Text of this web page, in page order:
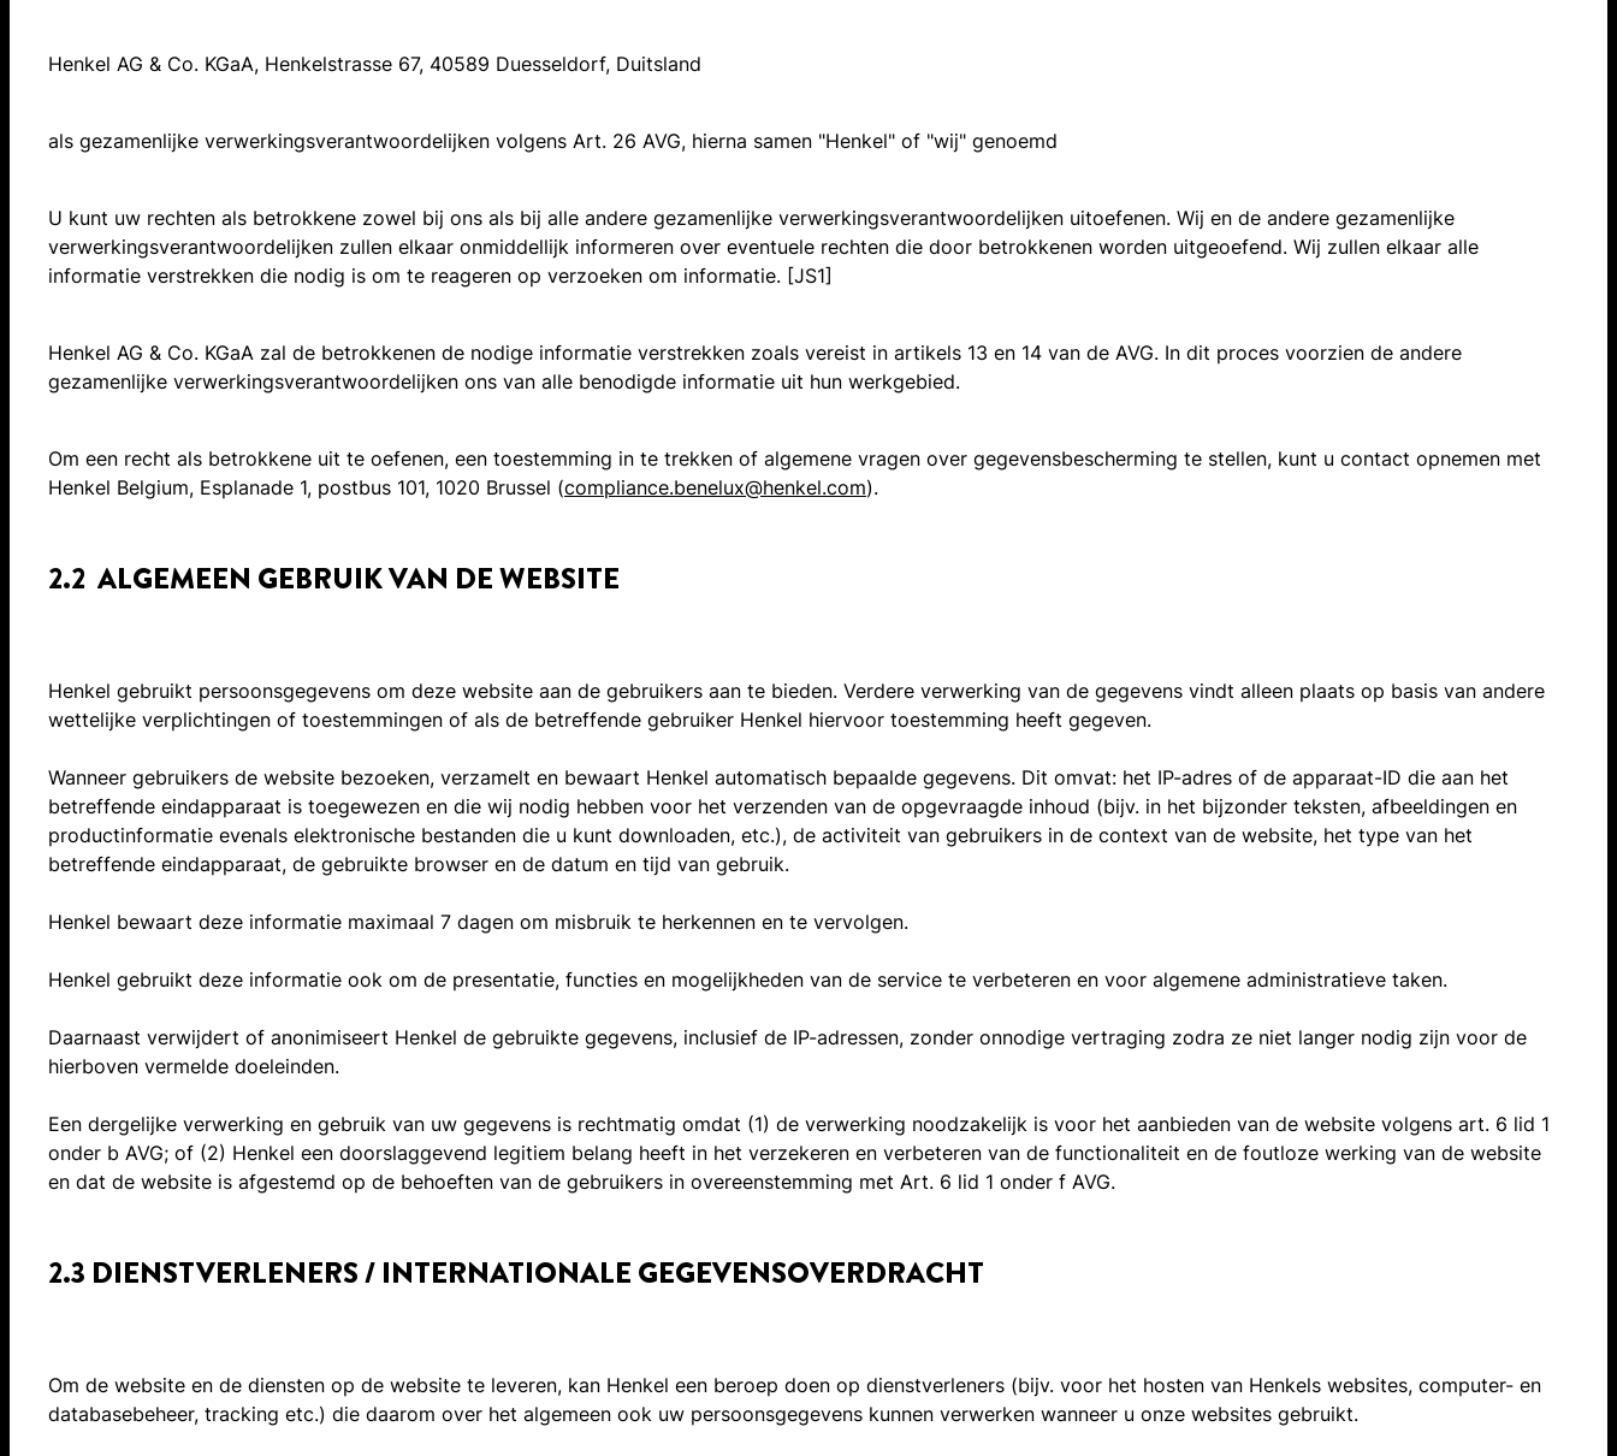
Henkel AG & Co. KGaA, Henkelstrasse 67, 40589 Duesseldorf, Duitsland
als gezamenlijke verwerkingsverantwoordelijken volgens Art. 26 AVG, hierna samen "Henkel" of "wij" genoemd
U kunt uw rechten als betrokkene zowel bij ons als bij alle andere gezamenlijke verwerkingsverantwoordelijken uitoefenen. Wij en de andere gezamenlijke
verwerkingsverantwoordelijken zullen elkaar onmiddellijk informeren over eventuele rechten die door betrokkenen worden uitgeoefend. Wij zullen elkaar alle
informatie verstrekken die nodig is om te reageren op verzoeken om informatie. [JS1]
Henkel AG & Co. KGaA zal de betrokkenen de nodige informatie verstrekken zoals vereist in artikels 13 en 14 van de AVG. In dit proces voorzien de andere
gezamenlijke verwerkingsverantwoordelijken ons van alle benodigde informatie uit hun werkgebied.
Om een recht als betrokkene uit te oefenen, een toestemming in te trekken of algemene vragen over gegevensbescherming te stellen, kunt u contact opnemen met
Henkel Belgium, Esplanade 1, postbus 101, 1020 Brussel (compliance.benelux@henkel.com).
2.2 ALGEMEEN GEBRUIK VAN DE WEBSITE
Henkel gebruikt persoonsgegevens om deze website aan de gebruikers aan te bieden. Verdere verwerking van de gegevens vindt alleen plaats op basis van andere
wettelijke verplichtingen of toestemmingen of als de betreffende gebruiker Henkel hiervoor toestemming heeft gegeven.
Wanneer gebruikers de website bezoeken, verzamelt en bewaart Henkel automatisch bepaalde gegevens. Dit omvat: het IP-adres of de apparaat-ID die aan het
betreffende eindapparaat is toegewezen en die wij nodig hebben voor het verzenden van de opgevraagde inhoud (bijv. in het bijzonder teksten, afbeeldingen en
productinformatie evenals elektronische bestanden die u kunt downloaden, etc.), de activiteit van gebruikers in de context van de website, het type van het
betreffende eindapparaat, de gebruikte browser en de datum en tijd van gebruik.
Henkel bewaart deze informatie maximaal 7 dagen om misbruik te herkennen en te vervolgen.
Henkel gebruikt deze informatie ook om de presentatie, functies en mogelijkheden van de service te verbeteren en voor algemene administratieve taken.
Daarnaast verwijdert of anonimiseert Henkel de gebruikte gegevens, inclusief de IP-adressen, zonder onnodige vertraging zodra ze niet langer nodig zijn voor de
hierboven vermelde doeleinden.
Een dergelijke verwerking en gebruik van uw gegevens is rechtmatig omdat (1) de verwerking noodzakelijk is voor het aanbieden van de website volgens art. 6 lid 1
onder b AVG; of (2) Henkel een doorslaggevend legitiem belang heeft in het verzekeren en verbeteren van de functionaliteit en de foutloze werking van de website
en dat de website is afgestemd op de behoeften van de gebruikers in overeenstemming met Art. 6 lid 1 onder f AVG.
2.3 DIENSTVERLENERS / INTERNATIONALE GEGEVENSOVERDRACHT
Om de website en de diensten op de website te leveren, kan Henkel een beroep doen op dienstverleners (bijv. voor het hosten van Henkels websites, computer- en
databasebeheer, tracking etc.) die daarom over het algemeen ook uw persoonsgegevens kunnen verwerken wanneer u onze websites gebruikt.